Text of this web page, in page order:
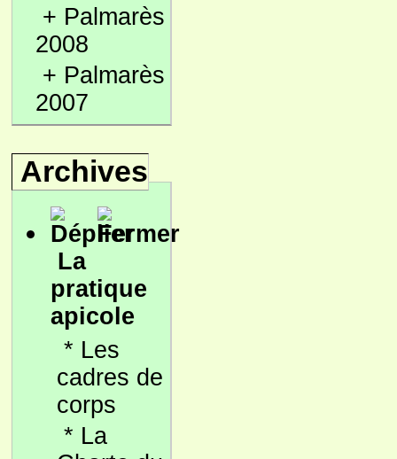
+ Palmarès
2008
+ Palmarès
2007
Archives
La
pratique
apicole
* Les
cadres de
corps
* La